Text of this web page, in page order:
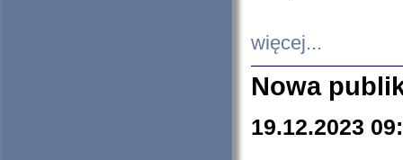
więcej...
Nowa
19.12.2023